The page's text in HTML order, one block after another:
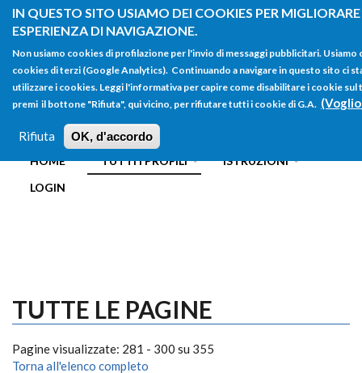
IN QUESTO SITO USIAMO DEI COOKIES PER
ESPERIENZA DI NAVIGAZIONE.
Non usiamo cookies di profilazione per l'invio di messaggi pubblicitari. Usiamo
cookies di terzi (Google Analytics). Continuando a navigare in questo sito ci
utilizzare i cookies. Leggi l'informativa per capire come disabilitare i cookie
premi il bottone "Rifiuta", qui vicino, per rifiutare tutti i cookie di G.A.
Rifiuta OK, d'accordo
Salta al contenuto principale
FORM
DI
RICERCA
Main menu
HOME TUTTI I PROFILI
ISTRUZIONI
LOGIN
TUTTE LE PAGINE
Pagine visualizzate: 281 - 300 su 355
Torna all'elenco completo